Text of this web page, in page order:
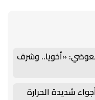
«أخويا.. وشرف
9 أغسطس 2026.. أجواء شديدة الحرارة